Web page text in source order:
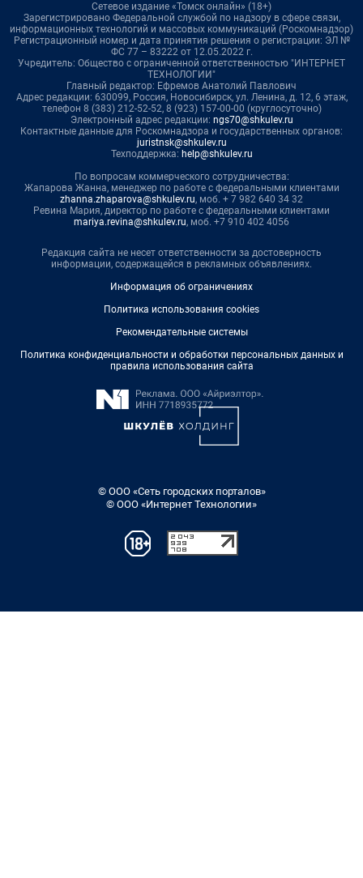
Сетевое издание «Томск онлайн» (18+)
Зарегистрировано Федеральной службой по надзору в сфере связи,
информационных технологий и массовых коммуникаций (Роскомнадзор)
Регистрационный номер и дата принятия решения о регистрации: ЭЛ №
ФС 77 – 83222 от 12.05.2022 г.
Учредитель: Общество с ограниченной ответственностью "ИНТЕРНЕТ
ТЕХНОЛОГИИ"
Главный редактор: Ефремов Анатолий Павлович
Адрес редакции: 630099, Россия, Новосибирск, ул. Ленина, д. 12, 6 этаж,
телефон 8 (383) 212-52-52, 8 (923) 157-00-00 (круглосуточно)
Электронный адрес редакции: ngs70@shkulev.ru
Контактные данные для Роскомнадзора и государственных органов:
juristnsk@shkulev.ru
Техподдержка: help@shkulev.ru
По вопросам коммерческого сотрудничества:
Жапарова Жанна, менеджер по работе с федеральными клиентами
zhanna.zhaparova@shkulev.ru, моб. + 7 982 640 34 32
Ревина Мария, директор по работе с федеральными клиентами
mariya.revina@shkulev.ru, моб. +7 910 402 4056
Редакция сайта не несет ответственности за достоверность
информации, содержащейся в рекламных объявлениях.
Информация об ограничениях
Политика использования cookies
Рекомендательные системы
Политика конфиденциальности и обработки персональных данных и
правила использования сайта
© ООО «Сеть городских порталов»
© ООО «Интернет Технологии»